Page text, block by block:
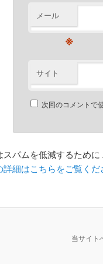
メール
※
サイト
次回のコメントで
スパムを低減するために
詳細はこちらをご覧くだ
当サイト